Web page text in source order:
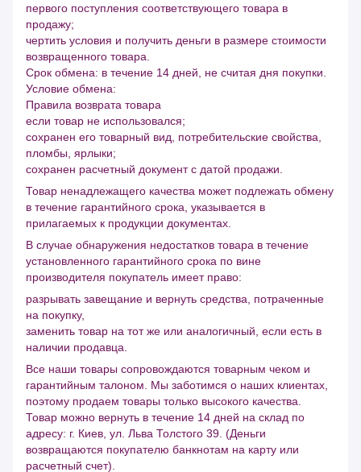
первого поступления соответствующего товара в
продажу;
чертить условия и получить деньги в размере стоимости
возвращенного товара.
Срок обмена: в течение 14 дней, не считая дня покупки.
Условие обмена:
Правила возврата товара
если товар не использовался;
сохранен его товарный вид, потребительские свойства,
пломбы, ярлыки;
сохранен расчетный документ с датой продажи.
Товар ненадлежащего качества может подлежать обмену
в течение гарантийного срока, указывается в
прилагаемых к продукции документах.
В случае обнаружения недостатков товара в течение
установленного гарантийного срока по вине
производителя покупатель имеет право:
разрывать завещание и вернуть средства, потраченные
на покупку,
заменить товар на тот же или аналогичный, если есть в
наличии продавца.
Все наши товары сопровождаются товарным чеком и
гарантийным талоном. Мы заботимся о наших клиентах,
поэтому продаем товары только высокого качества.
Товар можно вернуть в течение 14 дней на склад по
адресу: г. Киев, ул. Льва Толстого 39. (Деньги
возвращаются покупателю банкнотам на карту или
расчетный счет).